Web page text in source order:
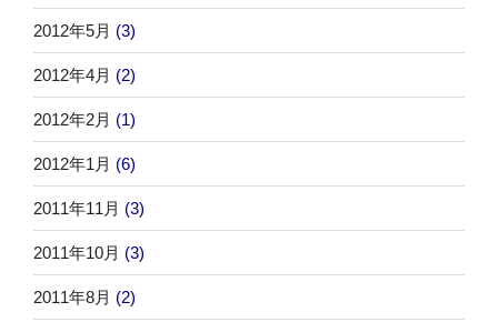
2012年5月 (3)
2012年4月 (2)
2012年2月 (1)
2012年1月 (6)
2011年11月 (3)
2011年10月 (3)
2011年8月 (2)